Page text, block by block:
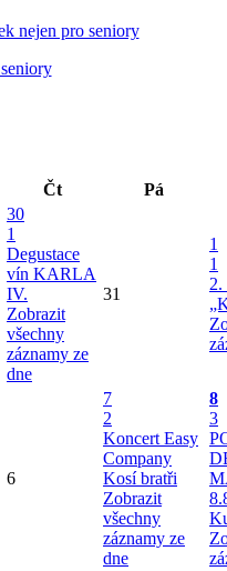
nejen pro seniory
Čt Pá
30
1
Degustace
vín KARLA
IV.
Zobrazit
všechny
záznamy ze
dne
31
1
1
2.
6
7
2
Koncert Easy
Company
Kosí bratři
Zobrazit
všechny
záznamy ze
dne
8
3